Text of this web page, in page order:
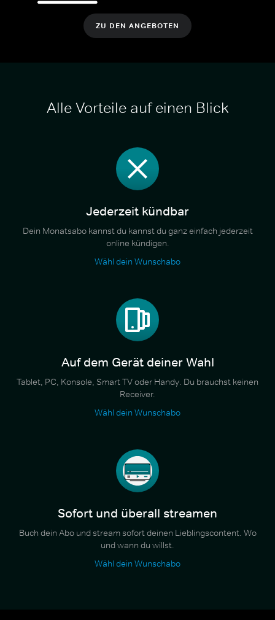
ZU DEN ANGEBOTEN
Alle Vorteile auf einen Blick
Jederzeit kündbar
Dein Monatsabo kannst du kannst du ganz einfach jederzeit
online kündigen.
Wähl dein Wunschabo
Auf dem Gerät deiner Wahl
Tablet, PC, Konsole, Smart TV oder Handy. Du brauchst keinen
Receiver.
Wähl dein Wunschabo
Sofort und überall streamen
Buch dein Abo und stream sofort deinen Lieblingscontent. Wo
und wann du willst.
Wähl dein Wunschabo